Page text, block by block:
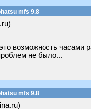
mfs 9.8
возможность часами
не было...
mfs 9.8